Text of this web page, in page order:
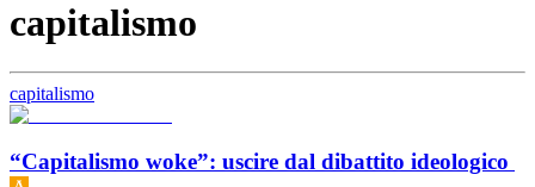
capitalismo
capitalismo
“Capitalismo woke”: uscire dal dibattito ideologico